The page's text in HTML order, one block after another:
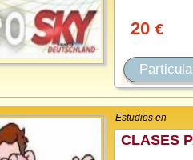
20 €
Estudios en
CLASES